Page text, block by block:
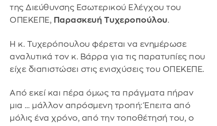
της Διεύθυνσης Εσωτερικού Ελέγχου του
ΟΠΕΚΕΠΕ, Παρασκευή Τυχεροπούλου.
Η κ. Τυχερόπουλου φέρεται να ενημέρωσε
αναλυτικά τον κ. Βάρρα για τις παρατυπίες που
είχε διαπιστώσει στις ενισχύσεις του ΟΠΕΚΕΠΕ.
Από εκεί και πέρα όμως τα πράγματα πήραν
μια … μάλλον απρόσμενη τροπή: Έπειτα από
μόλις ένα χρόνο, από την τοποθέτησή του, ο